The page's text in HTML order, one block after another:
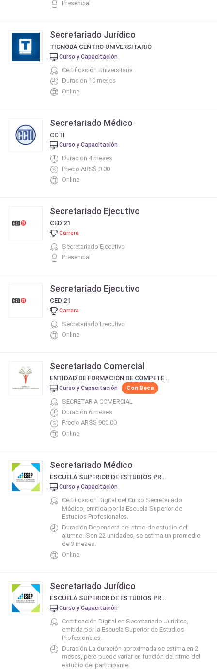
Presencial
Secretariado Jurídico
TICNOBA CENTRO UNIVERSITARIO
Curso y Capacitación
Certificación Universitaria
Duración 10 meses
Online
Secretariado Médico
CCTI
Curso y Capacitación
Duración 4 meses
Precio ARS$ 0.00
Online
Secretariado Ejecutivo
CED 21
Carrera
Secretariado Ejecutivo
Presencial
Secretariado Ejecutivo
CED 21
Carrera
Secretariado Ejecutivo
Online
Secretariado Comercial
ENTIDAD DE FORMACIÓN DE COMPETENCIAS
Curso y Capacitación Con Beca
SECRETARIA COMERCIAL
Duración 6 meses
Precio ARS$ 900.00
Online
Secretariado Médico
ESCUELA SUPERIOR DE ESTUDIOS PROFESIONALES - ESEP
Curso y Capacitación
Certificación Digital del Curso Secretariado
Médico, emitida por la Escuela Superior de
Estudios Profesionales.
Duración Dependerá del ritmo de estudio del
alumno. Son 22 unidades, se estima un promedio
de 3 meses.
Online
Secretariado Jurídico
ESCUELA SUPERIOR DE ESTUDIOS PROFESIONALES - ESEP
Curso y Capacitación
Certificación Digital en Secretariado Jurídico,
emitida por la Escuela Superior de Estudios
Profesionales.
Duración La duración aproximada se estima en 2
meses, pero puede variar en función del ritmo del
estudio del participante.